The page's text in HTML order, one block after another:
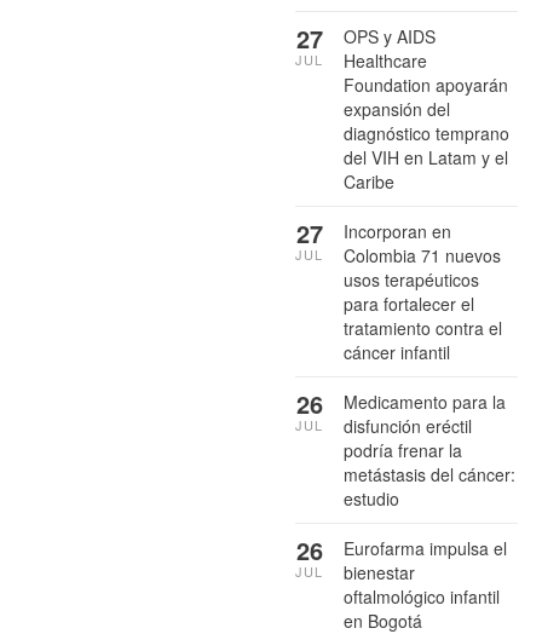
OPS y AIDS
Healthcare
Foundation apoyarán
expansión del
diagnóstico temprano
del VIH en Latam y el
Caribe
27
JUL
Incorporan en
Colombia 71 nuevos
usos terapéuticos
para fortalecer el
tratamiento contra el
cáncer infantil
27
JUL
Medicamento para la
disfunción eréctil
podría frenar la
metástasis del cáncer:
estudio
26
JUL
Eurofarma impulsa el
bienestar
oftalmológico infantil
en Bogotá
26
JUL